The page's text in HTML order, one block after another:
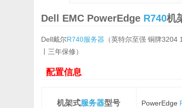
Dell EMC PowerEdge R740机
Dell戴尔R740服务器 （英特尔至强 铜牌
丨三年保修）
配置信息
机架式服务器型号 PowerEdge